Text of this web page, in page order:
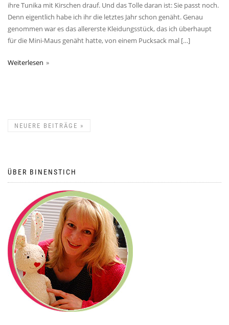
ihre Tunika mit Kirschen drauf. Und das Tolle daran ist: Sie passt noch.
Denn eigentlich habe ich ihr die letztes Jahr schon genäht. Genau
genommen war es das allererste Kleidungsstück, das ich überhaupt
für die Mini-Maus genäht hatte, von einem Pucksack mal […]
Weiterlesen
NEUERE BEITRÄGE »
ÜBER BINENSTICH